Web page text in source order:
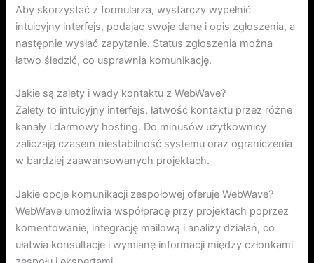
Aby skorzystać z formularza, wystarczy wypełnić
intuicyjny interfejs, podając swoje dane i opis zgłoszenia, a
następnie wysłać zapytanie. Status zgłoszenia można
łatwo śledzić, co usprawnia komunikację.
Jakie są zalety i wady kontaktu z WebWave?
Zalety to intuicyjny interfejs, łatwość kontaktu przez różne
kanały i darmowy hosting. Do minusów użytkownicy
zaliczają czasem niestabilność systemu oraz ograniczenia
w bardziej zaawansowanych projektach.
Jakie opcje komunikacji zespołowej oferuje WebWave?
WebWave umożliwia współpracę przy projektach poprzez
komentowanie, integrację mailową i analizy działań, co
ułatwia konsultacje i wymianę informacji między członkami